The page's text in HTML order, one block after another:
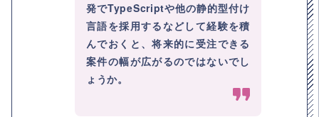
発でTypeScriptや他の静的型付け
言語を採用するなどして経験を積
んでおくと、将来的に受注できる
案件の幅が広がるのではないでし
ょうか。